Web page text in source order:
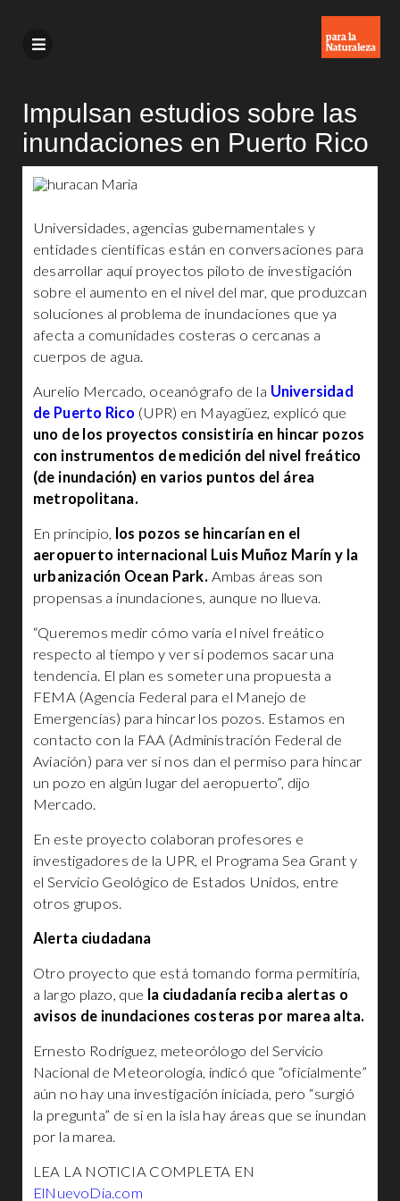
Impulsan estudios sobre las
inundaciones en Puerto Rico
Universidades, agencias gubernamentales y
entidades científicas están en conversaciones para
desarrollar aquí proyectos piloto de investigación
sobre el aumento en el nivel del mar, que produzcan
soluciones al problema de inundaciones que ya
afecta a comunidades costeras o cercanas a
cuerpos de agua.
Aurelio Mercado, oceanógrafo de la Universidad
de Puerto Rico (UPR) en Mayagüez, explicó que
uno de los proyectos consistiría en hincar pozos
con instrumentos de medición del nivel freático
(de inundación) en varios puntos del área
metropolitana.
En principio, los pozos se hincarían en el
aeropuerto internacional Luis Muñoz Marín y la
urbanización Ocean Park. Ambas áreas son
propensas a inundaciones, aunque no llueva.
“Queremos medir cómo varía el nivel freático
respecto al tiempo y ver si podemos sacar una
tendencia. El plan es someter una propuesta a
FEMA (Agencia Federal para el Manejo de
Emergencias) para hincar los pozos. Estamos en
contacto con la FAA (Administración Federal de
Aviación) para ver si nos dan el permiso para hincar
un pozo en algún lugar del aeropuerto”, dijo
Mercado.
En este proyecto colaboran profesores e
investigadores de la UPR, el Programa Sea Grant y
el Servicio Geológico de Estados Unidos, entre
otros grupos.
Alerta ciudadana
Otro proyecto que está tomando forma permitiría,
a largo plazo, que la ciudadanía reciba alertas o
avisos de inundaciones costeras por marea alta.
Ernesto Rodríguez, meteorólogo del Servicio
Nacional de Meteorología, indicó que “oficialmente”
aún no hay una investigación iniciada, pero “surgió
la pregunta” de si en la isla hay áreas que se inundan
por la marea.
LEA LA NOTICIA COMPLETA EN
ElNuevoDia.com